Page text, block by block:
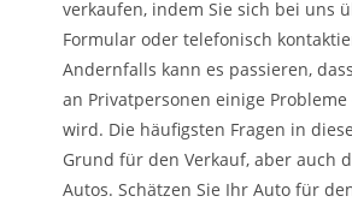
verkaufen, indem Sie sich bei uns
Formular oder telefonisch
Andernfalls kann es passieren,
an Privatpersonen einige
wird. Die häufigsten Fragen in
Grund für den Verkauf, aber auch
Autos. Schätzen Sie Ihr Auto für